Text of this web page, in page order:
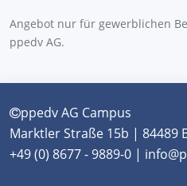
Angebot nur für gewerblichen
ppedv AG.
ppedv AG Campus
Marktler Straße 15b | 84489
+49 (0) 8677 - 9889-0 |